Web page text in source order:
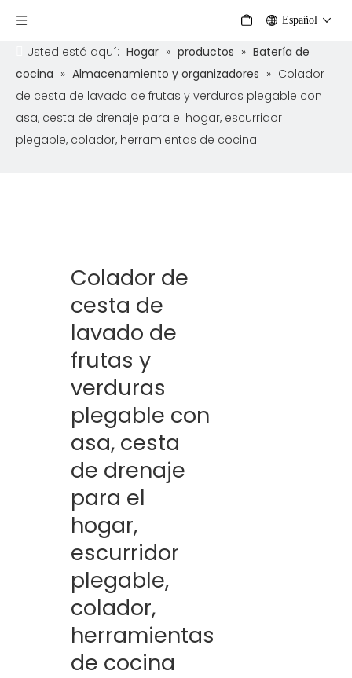
Español
Usted está aquí: Hogar » productos » Batería de
cocina » Almacenamiento y organizadores » Colador
de cesta de lavado de frutas y verduras plegable con
asa, cesta de drenaje para el hogar, escurridor
plegable, colador, herramientas de cocina
Colador de
cesta de
lavado de
frutas y
verduras
plegable con
asa, cesta
de drenaje
para el
hogar,
escurridor
plegable,
colador,
herramientas
de cocina